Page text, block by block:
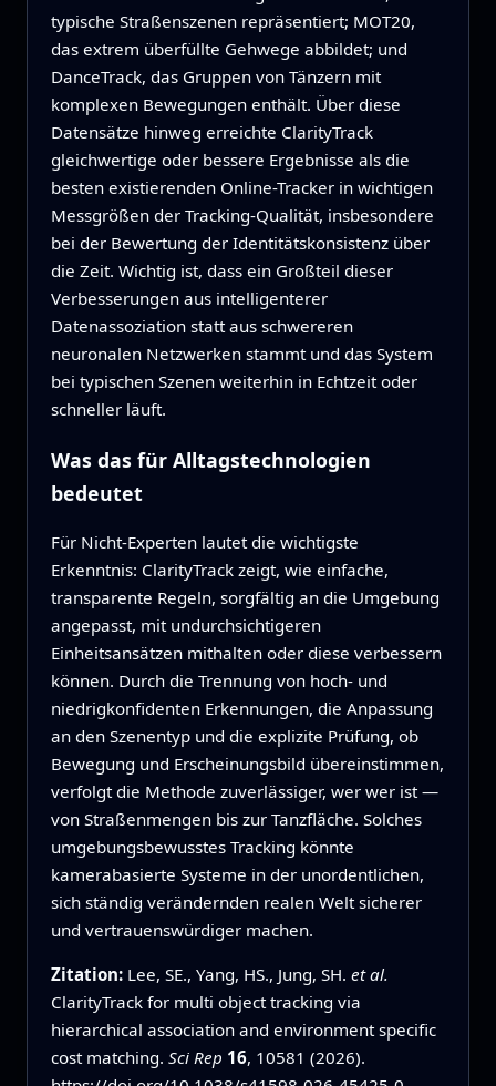
typische Straßenszenen repräsentiert; MOT20,
das extrem überfüllte Gehwege abbildet; und
DanceTrack, das Gruppen von Tänzern mit
komplexen Bewegungen enthält. Über diese
Datensätze hinweg erreichte ClarityTrack
gleichwertige oder bessere Ergebnisse als die
besten existierenden Online-Tracker in wichtigen
Messgrößen der Tracking-Qualität, insbesondere
bei der Bewertung der Identitätskonsistenz über
die Zeit. Wichtig ist, dass ein Großteil dieser
Verbesserungen aus intelligenterer
Datenassoziation statt aus schwereren
neuronalen Netzwerken stammt und das System
bei typischen Szenen weiterhin in Echtzeit oder
schneller läuft.
Was das für Alltagstechnologien
bedeutet
Für Nicht-Experten lautet die wichtigste
Erkenntnis: ClarityTrack zeigt, wie einfache,
transparente Regeln, sorgfältig an die Umgebung
angepasst, mit undurchsichtigeren
Einheitsansätzen mithalten oder diese verbessern
können. Durch die Trennung von hoch- und
niedrigkonfidenten Erkennungen, die Anpassung
an den Szenentyp und die explizite Prüfung, ob
Bewegung und Erscheinungsbild übereinstimmen,
verfolgt die Methode zuverlässiger, wer wer ist —
von Straßenmengen bis zur Tanzfläche. Solches
umgebungsbewusstes Tracking könnte
kamerabasierte Systeme in der unordentlichen,
sich ständig verändernden realen Welt sicherer
und vertrauenswürdiger machen.
Zitation: Lee, SE., Yang, HS., Jung, SH. et al.
ClarityTrack for multi object tracking via
hierarchical association and environment specific
cost matching. Sci Rep 16, 10581 (2026).